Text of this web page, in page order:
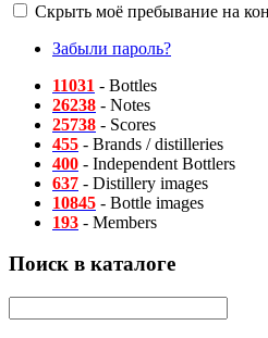
Скрыть моё пребывание на
Забыли пароль?
11031 - Bottles
26238 - Notes
25738 - Scores
455 - Brands / distilleries
400 - Independent Bottlers
637 - Distillery images
10845 - Bottle images
193 - Members
Поиск в каталоге